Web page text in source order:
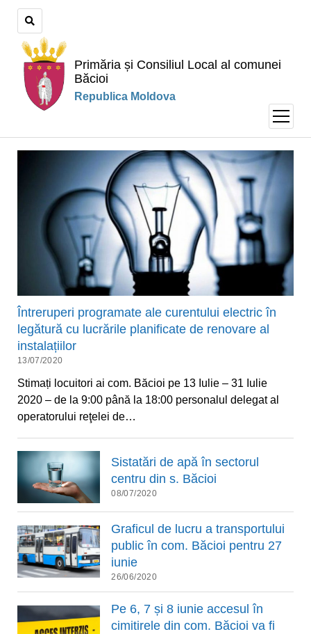
Primăria și Consiliul Local al comunei
Băcioi
Republica Moldova
open
menu
Primăria
Consiliul
Local
comunei
Băcioi
Întreruperi programate ale curentului electric în
legătură cu lucrările planificate de renovare al
instalațiilor
13/07/2020
Stimați locuitori ai com. Băcioi pe 13 Iulie – 31 Iulie
2020 – de la 9:00 până la 18:00 personalul delegat al
operatorului reţelei de…
Sistatări de apă în sectorul
centru din s. Băcioi
08/07/2020
Graficul de lucru a transportului
public în com. Băcioi pentru 27
iunie
26/06/2020
Pe 6, 7 și 8 iunie accesul în
cimitirele din com. Băcioi va fi